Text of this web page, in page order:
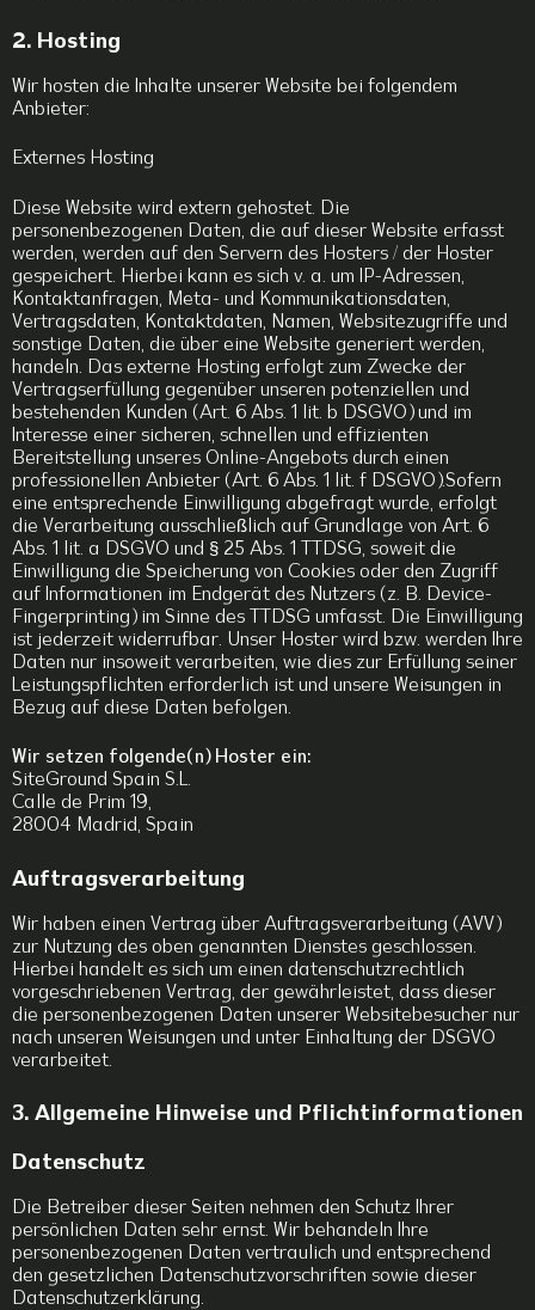
2. Hosting
Wir hosten die Inhalte unserer Website bei folgendem
Anbieter:
Externes Hosting
Diese Website wird extern gehostet. Die
personenbezogenen Daten, die auf dieser Website erfasst
werden, werden auf den Servern des Hosters / der Hoster
gespeichert. Hierbei kann es sich v. a. um IP-Adressen,
Kontaktanfragen, Meta- und Kommunikationsdaten,
Vertragsdaten, Kontaktdaten, Namen, Websitezugriffe und
sonstige Daten, die über eine Website generiert werden,
handeln. Das externe Hosting erfolgt zum Zwecke der
Vertragserfüllung gegenüber unseren potenziellen und
bestehenden Kunden (Art. 6 Abs. 1 lit. b DSGVO) und im
Interesse einer sicheren, schnellen und effizienten
Bereitstellung unseres Online-Angebots durch einen
professionellen Anbieter (Art. 6 Abs. 1 lit. f DSGVO).Sofern
eine entsprechende Einwilligung abgefragt wurde, erfolgt
die Verarbeitung ausschließlich auf Grundlage von Art. 6
Abs. 1 lit. a DSGVO und § 25 Abs. 1 TTDSG, soweit die
Einwilligung die Speicherung von Cookies oder den Zugriff
auf Informationen im Endgerät des Nutzers (z. B. Device-
Fingerprinting) im Sinne des TTDSG umfasst. Die Einwilligung
ist jederzeit widerrufbar. Unser Hoster wird bzw. werden Ihre
Daten nur insoweit verarbeiten, wie dies zur Erfüllung seiner
Leistungspflichten erforderlich ist und unsere Weisungen in
Bezug auf diese Daten befolgen.
Wir setzen folgende(n) Hoster ein:
SiteGround Spain S.L.
Calle de Prim 19,
28004 Madrid, Spain
Auftragsverarbeitung
Wir haben einen Vertrag über Auftragsverarbeitung (AVV)
zur Nutzung des oben genannten Dienstes geschlossen.
Hierbei handelt es sich um einen datenschutzrechtlich
vorgeschriebenen Vertrag, der gewährleistet, dass dieser
die personenbezogenen Daten unserer Websitebesucher nur
nach unseren Weisungen und unter Einhaltung der DSGVO
verarbeitet.
3. Allgemeine Hinweise und Pflichtinformationen
Datenschutz
Die Betreiber dieser Seiten nehmen den Schutz Ihrer
persönlichen Daten sehr ernst. Wir behandeln Ihre
personenbezogenen Daten vertraulich und entsprechend
den gesetzlichen Datenschutzvorschriften sowie dieser
Datenschutzerklärung.